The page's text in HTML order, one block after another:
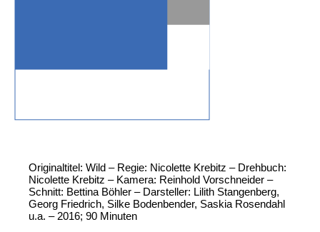
Originaltitel: Wild – Regie: Nicolette Krebitz – Drehbuch:
Nicolette Krebitz – Kamera: Reinhold Vorschneider –
Schnitt: Bettina Böhler – Darsteller: Lilith Stangenberg,
Georg Friedrich, Silke Bodenbender, Saskia Rosendahl
u.a. – 2016; 90 Minuten